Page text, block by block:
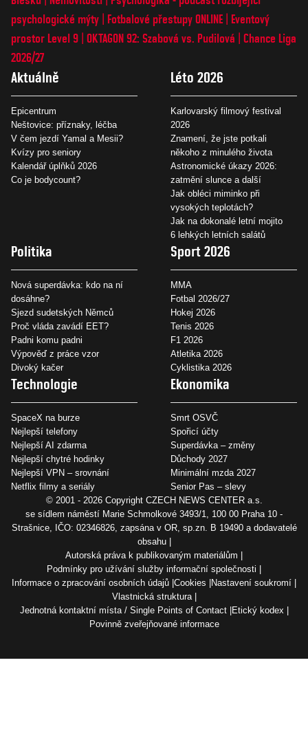
psychologické mýty
Fotbalové přestupy ONLINE
Eventový
prostor Level 9 OKTAGON 92: Szabová vs. Pudilová
Chance Liga
2026/27
Aktuálně
Epicentrum
Neštovice: příznaky, léčba
V čem jezdí Yamal a Mesii?
Kvízy pro seniory
Kalendář úplňků 2026
Co je bodycount?
Léto 2026
Karlovarský filmový festival
2026
Znamení, že jste potkali
někoho z minulého života
Astronomické úkazy 2026:
zatmění slunce a další
Jak obléci miminko při
vysokých teplotách?
Jak na dokonalé letní mojito
6 lehkých letních salátů
Politika
Nová superdávka: kdo na ní
dosáhne?
Sjezd sudetských Němců
Proč vláda zavádí EET?
Padni komu padni
Výpověď z práce vzor
Divoký kačer
Sport 2026
MMA
Fotbal 2026/27
Hokej 2026
Tenis 2026
F1 2026
Atletika 2026
Cyklistika 2026
Technologie
SpaceX na burze
Nejlepší telefony
Nejlepší AI zdarma
Nejlepší chytré hodinky
Nejlepší VPN – srovnání
Netflix filmy a seriály
Ekonomika
Smrt OSVČ
Spořicí účty
Superdávka – změny
Důchody 2027
Minimální mzda 2027
Senior Pas – slevy
© 2001 - 2026 Copyright CZECH NEWS CENTER a.s.
se sídlem náměstí Marie Schmolkové 3493/1, 100 00 Praha 10 -
Strašnice, IČO: 02346826, zapsána v OR, sp.zn. B 19490 a dodavatelé
obsahu
Autorská práva k publikovaným materiálům
Podmínky pro užívání služby informační společnosti
Informace o zpracování osobních údajů Cookies Nastavení soukromí
Vlastnická struktura
Jednotná kontaktní místa / Single Points of Contact Etický kodex
Povinně zveřejňované informace